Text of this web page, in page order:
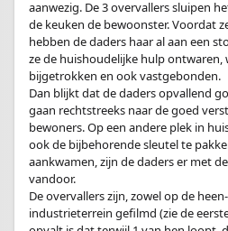
aanwezig. De 3 overvallers sluipen
de keuken de bewoonster. Voordat
hebben de daders haar al aan een
ze de huishoudelijke hulp ontwaren,
bijgetrokken en ook vastgebonden.
Dan blijkt dat de daders opvallend
gaan rechtstreeks naar de goed
bewoners. Op een andere plek in
ook de bijbehorende sleutel te
aankwamen, zijn de daders er met
vandoor.
De overvallers zijn, zowel op de
industrieterrein gefilmd (zie de